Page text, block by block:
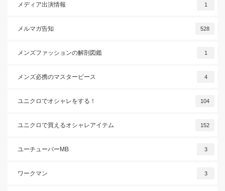
メディア出演情報 1
メルマガ告知 528
メンズファッションの解剖図鑑 1
メンズ必携のマスターピース 4
ユニクロでオシャレをする！ 104
ユニクロで買えるオシャレアイテム 152
ユーチューバーMB 3
ワークマン 3